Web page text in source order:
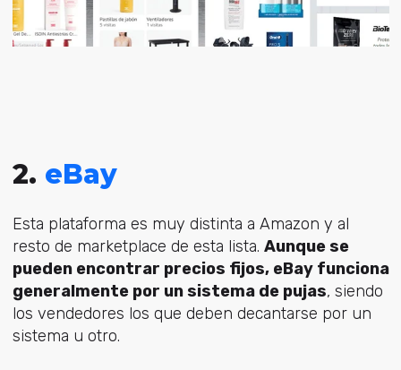
2. eBay
Esta plataforma es muy distinta a Amazon y al
resto de marketplace de esta lista. Aunque se
pueden encontrar precios fijos, eBay funciona
generalmente por un sistema de pujas, siendo
los vendedores los que deben decantarse por un
sistema u otro.